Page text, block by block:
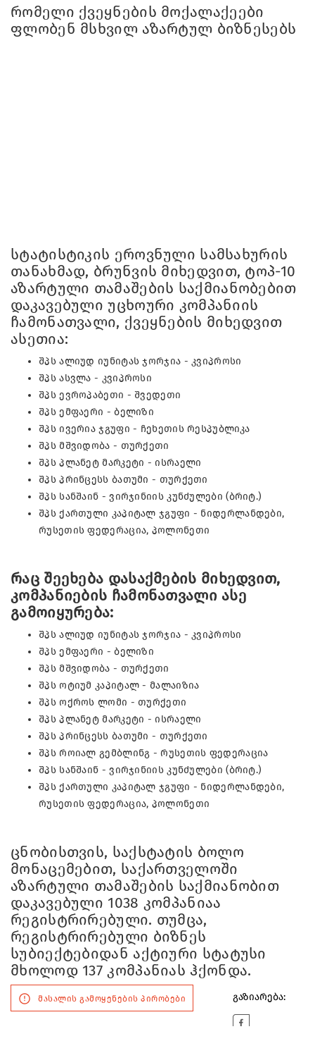
რომელი ქვეყნების მოქალაქეები
ფლობენ მსხვილ აზარტულ ბიზნესებს
სტატისტიკის ეროვნული სამსახურის
თანახმად, ბრუნვის მიხედვით, ტოპ-10
აზარტული თამაშების საქმიანობებით
დაკავებული უცხოური კომპანიის
ჩამონათვალი, ქვეყნების მიხედვით
ასეთია:
შპს ალიუდ იუნიტას ჯორჯია - კვიპროსი
შპს ასვლა - კვიპროსი
შპს ევროპაბეთი - შვედეთი
შპს ემფაერი - ბელიზი
შპს ივერია ჯგუფი - ჩეხეთის რესპუბლიკა
შპს მშვიდობა - თურქეთი
შპს პლანეტ მარკეტი - ისრაელი
შპს პრინცესს ბათუმი - თურქეთი
შპს სანშაინ - ვირჯინიის კუნძულები (ბრიტ.)
შპს ქართული კაპიტალ ჯგუფი - ნიდერლანდები,
რუსეთის ფედერაცია, პოლონეთი
რაც შეეხება დასაქმების მიხედვით,
კომპანიების ჩამონათვალი ასე
გამოიყურება:
შპს ალიუდ იუნიტას ჯორჯია - კვიპროსი
შპს ემფაერი - ბელიზი
შპს მშვიდობა - თურქეთი
შპს ოტიუმ კაპიტალ - მალაიზია
შპს ოქროს ლომი - თურქეთი
შპს პლანეტ მარკეტი - ისრაელი
შპს პრინცესს ბათუმი - თურქეთი
შპს როიალ გემბლინგ - რუსეთის ფედერაცია
შპს სანშაინ - ვირჯინიის კუნძულები (ბრიტ.)
შპს ქართული კაპიტალ ჯგუფი - ნიდერლანდები,
რუსეთის ფედერაცია, პოლონეთი
ცნობისთვის, საქსტატის ბოლო
მონაცემებით, საქართველოში
აზარტული თამაშების საქმიანობით
დაკავებული 1038 კომპანიაა
რეგისტრირებული. თუმცა,
რეგისტრირებული ბიზნეს
სუბიექტებიდან აქტიური სტატუსი
მხოლოდ 137 კომპანიას ჰქონდა.
მასალის გამოყენების პირობები გაზიარება: